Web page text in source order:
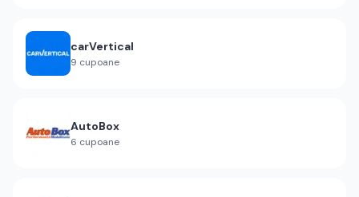
carVertical
9 cupoane
AutoBox
6 cupoane